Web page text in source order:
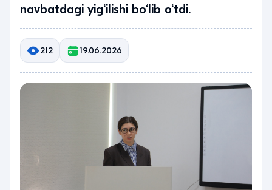
navbatdagi yig‘ilishi bo‘lib o‘tdi.
212 19.06.2026